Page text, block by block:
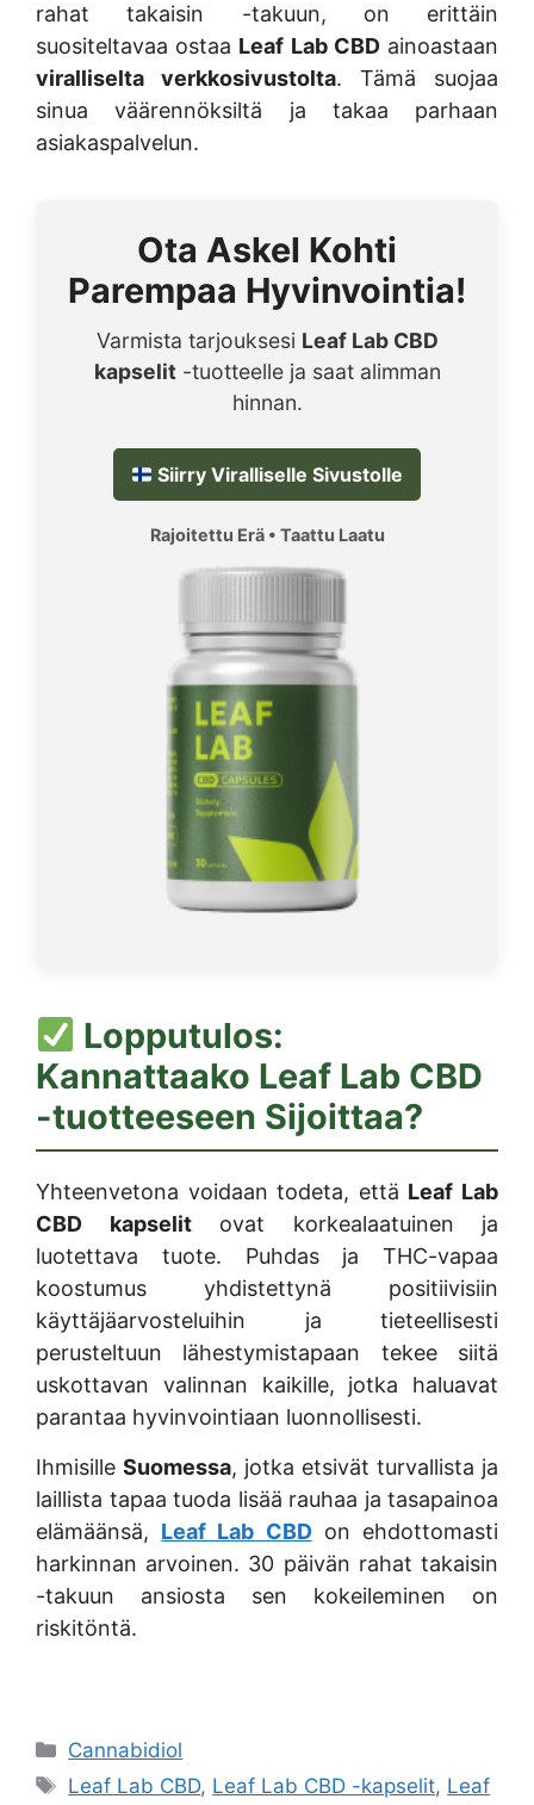
rahat takaisin -takuun, on erittäin
suositeltavaa ostaa Leaf Lab CBDainoastaan
viralliselta verkkosivustolta. Tämä suojaa
sinua väärennöksiltä ja takaa parhaan
asiakaspalvelun.
Ota Askel Kohti
Parempaa Hyvinvointia!
Varmista tarjouksesi Leaf Lab CBD
kapselit-tuotteelle ja saat alimman
hinnan.
Siirry Viralliselle Sivustolle
Rajoitettu Erä • Taattu Laatu
Lopputulos:
Kannattaako Leaf Lab CBD
-tuotteeseen Sijoittaa?
Yhteenvetona voidaan todeta, että Leaf Lab
CBD kapselitovat korkealaatuinen ja
luotettava tuote. Puhdas ja THC-vapaa
koostumus yhdistettynä positiivisiin
käyttäjäarvosteluihin ja tieteellisesti
perusteltuun lähestymistapaan tekee siitä
uskottavan valinnan kaikille, jotka haluavat
parantaa hyvinvointiaan luonnollisesti.
Ihmisille Suomessa, jotka etsivät turvallista ja
laillista tapaa tuoda lisää rauhaa ja tasapainoa
elämäänsä, Leaf Lab CBDon ehdottomasti
harkinnan arvoinen. 30 päivän rahat takaisin
-takuun ansiosta sen kokeileminen on
riskitöntä.
Categories
Cannabidiol
Tags
Leaf Lab CBD, Leaf Lab CBD -kapselit, Leaf